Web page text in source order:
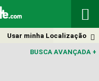


Usar minha Localização
BUSCA AVANÇADA +